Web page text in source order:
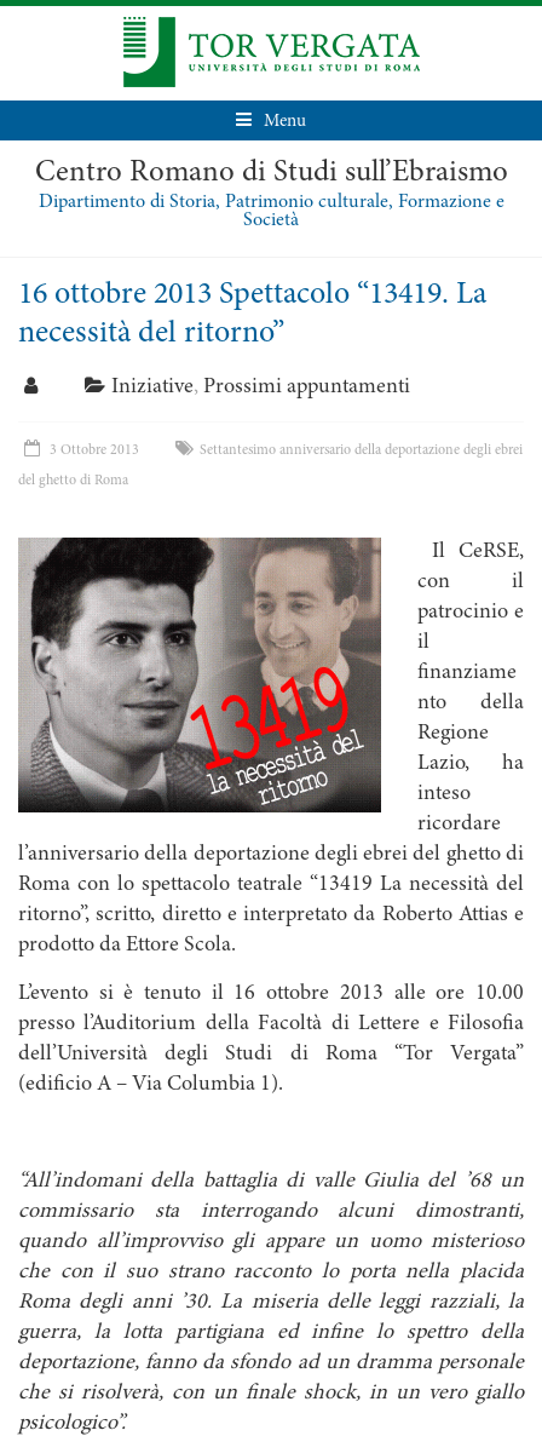
Menu
Centro Romano di Studi sull’Ebraismo
Dipartimento di Storia, Patrimonio culturale, Formazione e
Società
16 ottobre 2013 Spettacolo “13419. La
necessità del ritorno”
Iniziative, Prossimi appuntamenti
3 Ottobre 2013 Settantesimo anniversario della deportazione degli ebrei
del ghetto di Roma
Il CeRSE,
con il
patrocinio e
il
finanziame
nto della
Regione
Lazio, ha
inteso
ricordare
l’anniversario della deportazione degli ebrei del ghetto di
Roma con lo spettacolo teatrale “13419 La necessità del
ritorno”, scritto, diretto e interpretato da Roberto Attias e
prodotto da Ettore Scola.
L’evento si è tenuto il 16 ottobre 2013 alle ore 10.00
presso l’Auditorium della Facoltà di Lettere e Filosofia
dell’Università degli Studi di Roma “Tor Vergata”
(edificio A – Via Columbia 1).
“All’indomani della battaglia di valle Giulia del ’68 un
commissario sta interrogando alcuni dimostranti,
quando all’improvviso gli appare un uomo misterioso
che con il suo strano racconto lo porta nella placida
Roma degli anni ’30. La miseria delle leggi razziali, la
guerra, la lotta partigiana ed infine lo spettro della
deportazione, fanno da sfondo ad un dramma personale
che si risolverà, con un finale shock, in un vero giallo
psicologico”.